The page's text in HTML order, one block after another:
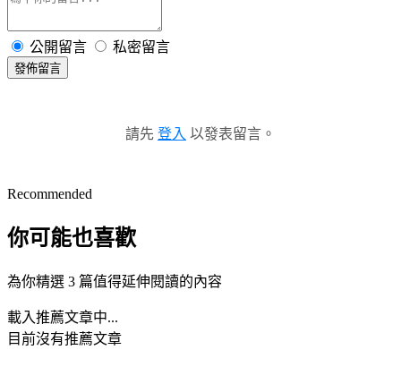
公開留言 私密留言
發佈留言
請先 登入 以發表留言。
Recommended
你可能也喜歡
為你精選 3 篇值得延伸閱讀的內容
載入推薦文章中...
目前沒有推薦文章